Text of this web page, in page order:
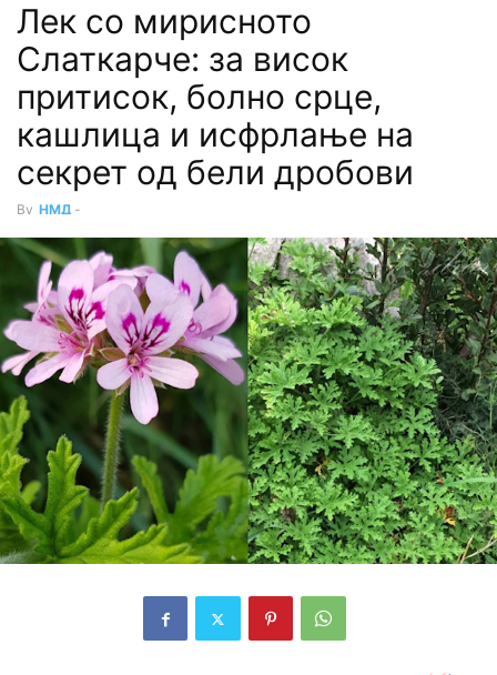
Лек со мирисното
Слаткарче: за висок
притисок, болно срце,
кашлица и исфрлање на
секрет од бели дробови
By НМД -